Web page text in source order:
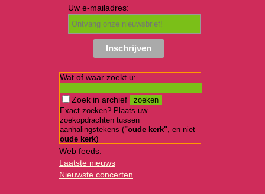
Uw e-mailadres:
Wat of waar zoekt u:
Zoek in archief
Exact zoeken? Plaats uw
zoekopdrachten tussen
aanhalingstekens ("oude kerk", en niet
oude kerk)
Web feeds:
Laatste nieuws
Nieuwste concerten